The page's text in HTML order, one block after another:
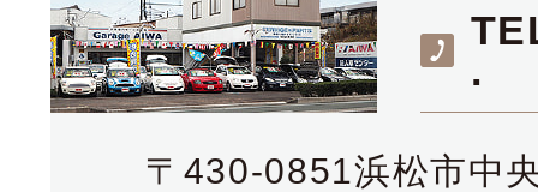
〒430-0851浜松市中
.